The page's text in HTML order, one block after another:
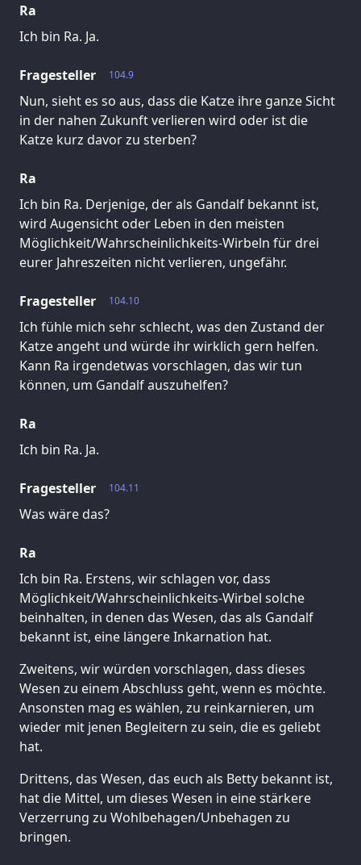
Ra
Ich bin Ra. Ja.
104.9
Fragesteller
Nun, sieht es so aus, dass die Katze ihre ganze Sicht
in der nahen Zukunft verlieren wird oder ist die
Katze kurz davor zu sterben?
Ra
Ich bin Ra. Derjenige, der als Gandalf bekannt ist,
wird Augensicht oder Leben in den meisten
Möglichkeit/Wahrscheinlichkeits-Wirbeln für drei
eurer Jahreszeiten nicht verlieren, ungefähr.
104.10
Fragesteller
Ich fühle mich sehr schlecht, was den Zustand der
Katze angeht und würde ihr wirklich gern helfen.
Kann Ra irgendetwas vorschlagen, das wir tun
können, um Gandalf auszuhelfen?
Ra
Ich bin Ra. Ja.
104.11
Fragesteller
Was wäre das?
Ra
Ich bin Ra. Erstens, wir schlagen vor, dass
Möglichkeit/Wahrscheinlichkeits-Wirbel solche
beinhalten, in denen das Wesen, das als Gandalf
bekannt ist, eine längere Inkarnation hat.
Zweitens, wir würden vorschlagen, dass dieses
Wesen zu einem Abschluss geht, wenn es möchte.
Ansonsten mag es wählen, zu reinkarnieren, um
wieder mit jenen Begleitern zu sein, die es geliebt
hat.
Drittens, das Wesen, das euch als Betty bekannt ist,
hat die Mittel, um dieses Wesen in eine stärkere
Verzerrung zu Wohlbehagen/Unbehagen zu
bringen.